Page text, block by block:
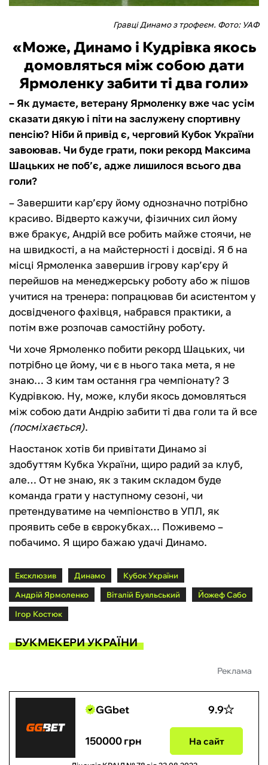
Гравці Динамо з трофеєм. Фото: УАФ
«Може, Динамо і Кудрівка якось
домовляться між собою дати
Ярмоленку забити ті два голи»
– Як думаєте, ветерану Ярмоленку вже час усім
сказати дякую і піти на заслужену спортивну
пенсію? Ніби й привід є, черговий Кубок України
завоював. Чи буде грати, поки рекорд Максима
Шацьких не поб’є, адже лишилося всього два
голи?
– Завершити кар’єру йому однозначно потрібно
красиво. Відверто кажучи, фізичних сил йому
вже бракує, Андрій все робить майже стоячи, не
на швидкості, а на майстерності і досвіді. Я б на
місці Ярмоленка завершив ігрову кар’єру й
перейшов на менеджерську роботу або ж пішов
учитися на тренера: попрацював би асистентом у
досвідченого фахівця, набрався практики, а
потім вже розпочав самостійну роботу.
Чи хоче Ярмоленко побити рекорд Шацьких, чи
потрібно це йому, чи є в нього така мета, я не
знаю… З ким там остання гра чемпіонату? З
Кудрівкою. Ну, може, клуби якось домовляться
між собою дати Андрію забити ті два голи та й все
(посміхається).
Наостанок хотів би привітати Динамо зі
здобуттям Кубка України, щиро радий за клуб,
але… От не знаю, як з таким складом буде
команда грати у наступному сезоні, чи
претендуватиме на чемпіонство в УПЛ, як
проявить себе в єврокубках… Поживемо –
побачимо. Я щиро бажаю удачі Динамо.
Ексклюзив Динамо
Кубок України
Андрій Ярмоленко
Віталій Буяльський
Йожеф Сабо
Ігор Костюк
БУКМЕКЕРИ УКРАЇНИ
Реклама
GGbet 9.9
150000 грн На сайт